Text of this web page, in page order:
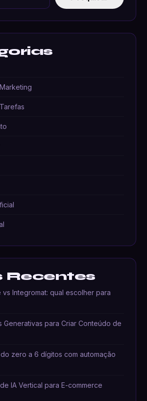
Recentes
vs Integromat: qual escolher para
Generativas para Criar Conteúdo de
zero a 6 dígitos com automação
IA Vertical para E-commerce